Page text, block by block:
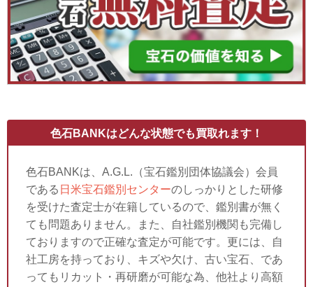
色石BANKはどんな状態でも買取れます！
色石BANKは、A.G.L.（宝石鑑別団体協議会）会員
である 日米宝石鑑別センターのしっかりとした研修
を受けた査定士が在籍しているので、鑑別書が無く
ても問題ありません。また、自社鑑別機関も完備し
ておりますので正確な査定が可能です。更には、自
社工房を持っており、キズや欠け、古い宝石、であ
ってもリカット・再研磨が可能な為、他社より高額